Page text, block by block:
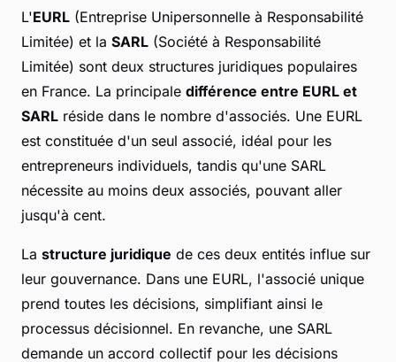
L'EURL (Entreprise Unipersonnelle à Responsabilité
Limitée) et la SARL (Société à Responsabilité
Limitée) sont deux structures juridiques populaires
en France. La principale différence entre EURL et
SARL réside dans le nombre d'associés. Une EURL
est constituée d'un seul associé, idéal pour les
entrepreneurs individuels, tandis qu'une SARL
nécessite au moins deux associés, pouvant aller
jusqu'à cent.
La structure juridique de ces deux entités influe sur
leur gouvernance. Dans une EURL, l'associé unique
prend toutes les décisions, simplifiant ainsi le
processus décisionnel. En revanche, une SARL
demande un accord collectif pour les décisions